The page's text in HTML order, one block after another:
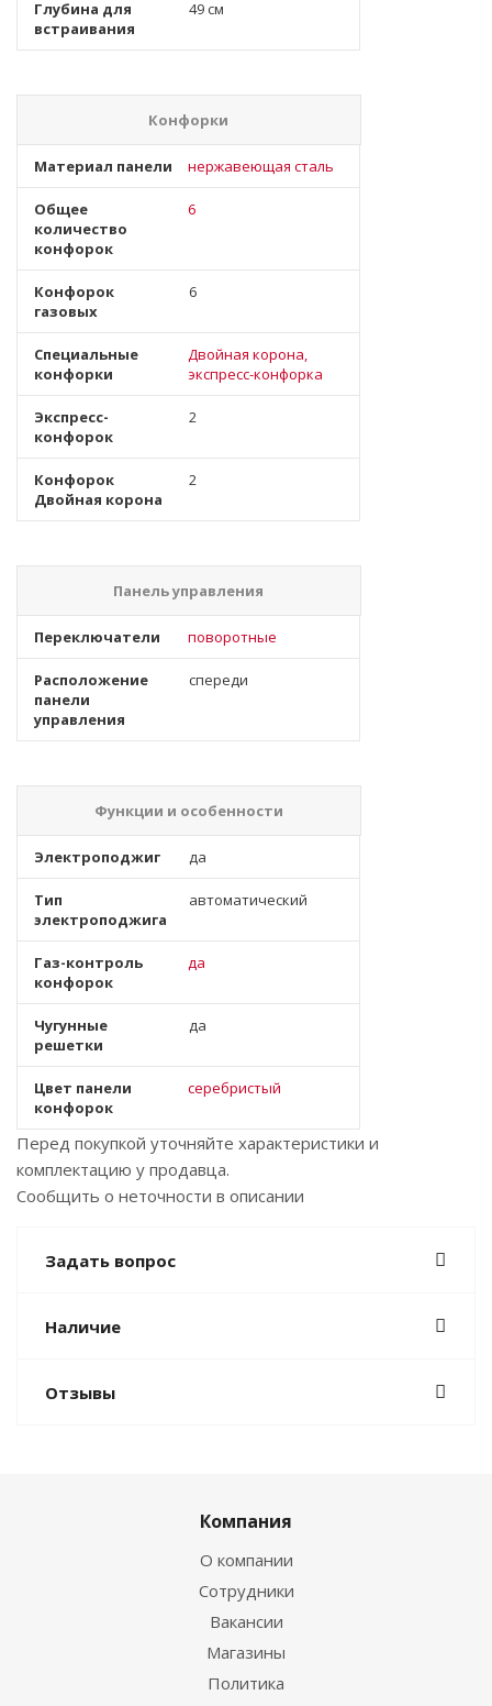
Глубина для
встраивания
49 см
Конфорки
Материал панели нержавеющая сталь
Общее
количество
конфорок
6
Конфорок
газовых
6
Специальные
конфорки
Двойная корона,
экспресс-конфорка
Экспресс-
конфорок
2
Конфорок
Двойная корона
2
Панель управления
Переключатели поворотные
Расположение
панели
управления
спереди
Функции и особенности
Электроподжиг да
Тип
электроподжига
автоматический
Газ-контроль
конфорок
да
Чугунные
решетки
да
Цвет панели
конфорок
серебристый
Перед покупкой уточняйте характеристики и
комплектацию у продавца.
Сообщить о неточности в описании
Задать вопрос
Наличие
Отзывы
Компания
О компании
Сотрудники
Вакансии
Магазины
Политика